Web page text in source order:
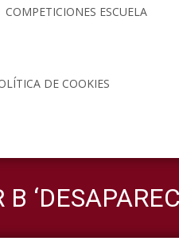
COMPETICIONES ESCUELA
DE COOKIES
B